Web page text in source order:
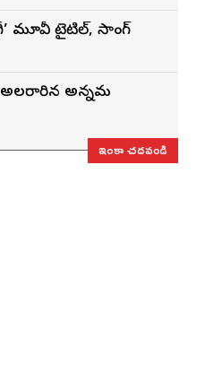
మూవీ టైటిల్, సాంగ్
అలరారిన అన్నమ
ఇంకా చదవండి